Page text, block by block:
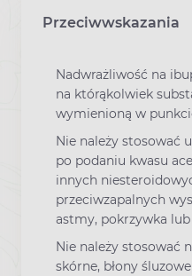
Przeciwwskazania
Nadwrażliwość na
na którąkolwiek
wymienioną w
Nie należy stosować
po podaniu kwasu
innych
przeciwzapalnych
astmy, pokrzywka
Nie należy stosować
skórne, błony